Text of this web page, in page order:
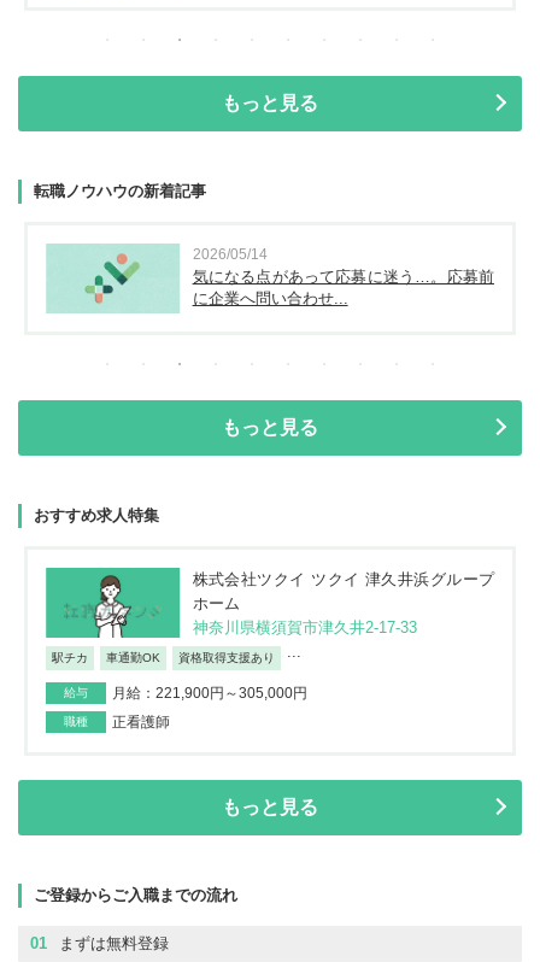
もっと見る
転職ノウハウの新着記事
2026/05/14
気になる点があって応募に迷う…。応募前
に企業へ問い合わせ...
もっと見る
おすすめ求人特集
株式会社ツクイ ツクイ 津久井浜グループ
ホーム
神奈川県横須賀市津久井2-17-33
駅チカ 車通勤OK 資格取得支援あり
給与 月給：221,900円～305,000円
職種 正看護師
もっと見る
ご登録からご入職までの流れ
01 まずは無料登録